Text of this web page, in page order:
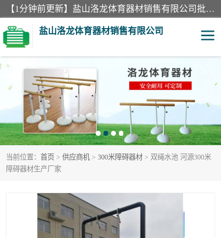
【1分钟前更新】盐山洛龙体育器材销售有限公司批量供应：300米障碍器材、400米障碍器材、部队训练器材、双杠、体操垫、舞蹈把杆等产品。盐山洛龙体育器材销售有限公司经过多年的发展，集研发，生产，销售，售后服务为一体. 奉行“质量，信誉，服务”的宗旨，以开拓创新的精神和真诚守信的态度积极进取。
盐山洛龙体育器材销售有限公司
当前位置： 首页 > 供应商机 > 300米障碍器材 > 双绳水池 河源300米
障碍器材生产厂家
单双杠 舞蹈把杆
400米障碍器材 体操垫
300米障碍器材 攀爬架
塑胶跑道 400米障碍器材1